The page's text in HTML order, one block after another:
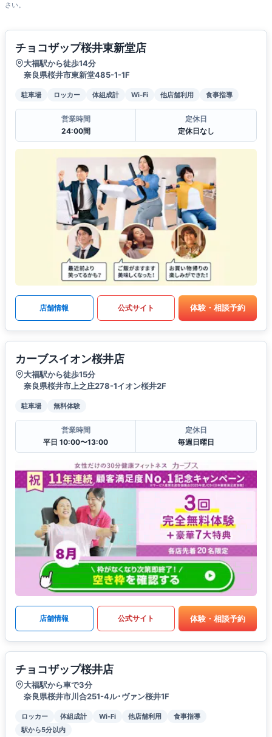
さい。
チョコザップ桜井東新堂店
大福駅から徒歩14分
奈良県桜井市東新堂485-1-1F
駐車場 ロッカー 体組成計 Wi-Fi 他店舗利用 食事指導
営業時間
24:00間
定休日
定休日なし
店舗情報 公式サイト 体験・相談予約
カーブスイオン桜井店
大福駅から徒歩15分
奈良県桜井市上之庄278-1イオン桜井2F
駐車場 無料体験
営業時間
平日 10:00〜13:00
定休日
毎週日曜日
店舗情報 公式サイト 体験・相談予約
チョコザップ桜井店
大福駅から車で3分
奈良県桜井市川合251-4ル･ヴァン桜井1F
ロッカー 体組成計 Wi-Fi 他店舗利用
食事指導
駅から5分以内